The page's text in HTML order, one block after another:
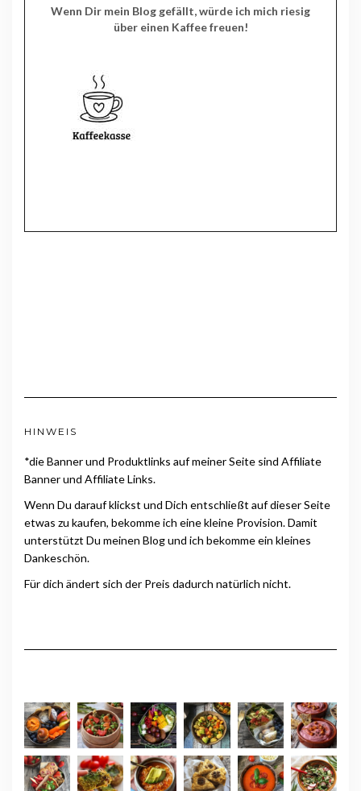
Wenn Dir mein Blog gefällt, würde ich mich riesig
über einen Kaffee freuen!
HINWEIS
*die Banner und Produktlinks auf meiner Seite sind Affiliate
Banner und Affiliate Links.
Wenn Du darauf klickst und Dich entschließt auf dieser Seite
etwas zu kaufen, bekomme ich eine kleine Provision. Damit
unterstützt Du meinen Blog und ich bekomme ein kleines
Dankeschön.
Für dich ändert sich der Preis dadurch natürlich nicht.